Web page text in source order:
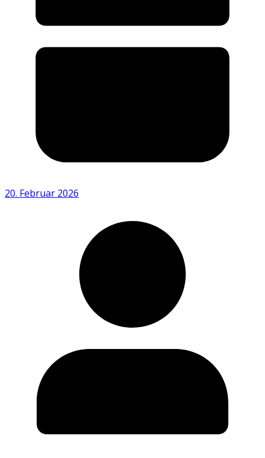
20. Februar 2026